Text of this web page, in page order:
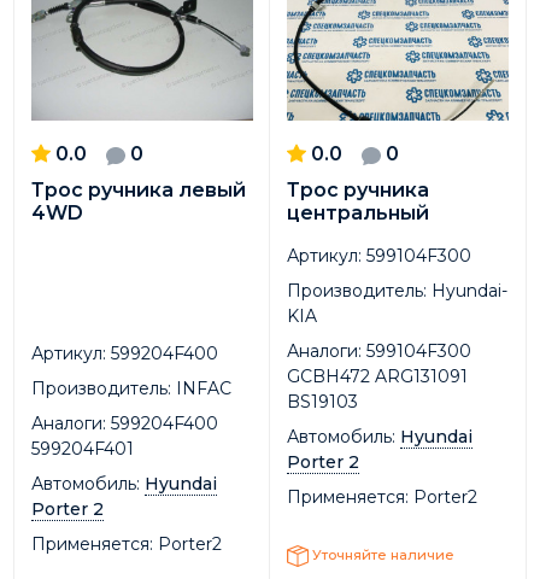
0.0
0
Трос ручника левый
4WD
Артикул: 599204F400
Производитель: INFAC
Аналоги: 599204F400
599204F401
Автомобиль: Hyundai
Porter 2
Применяется: Porter2
0.0
0
Трос ручника
центральный
Артикул: 599104F300
Производитель: Hyundai-
KIA
Аналоги: 599104F300
GCBH472 ARG131091
BS19103
Автомобиль: Hyundai
Porter 2
Применяется: Porter2
Уточняйте наличие